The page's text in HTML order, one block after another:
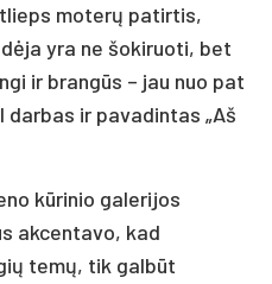
moterų patirtis,
yra ne šokiruoti, bet
ir brangūs – jau nuo pat
ir pavadintas „Aš
kūrinio galerijos
akcentavo, kad
temų, tik galbūt